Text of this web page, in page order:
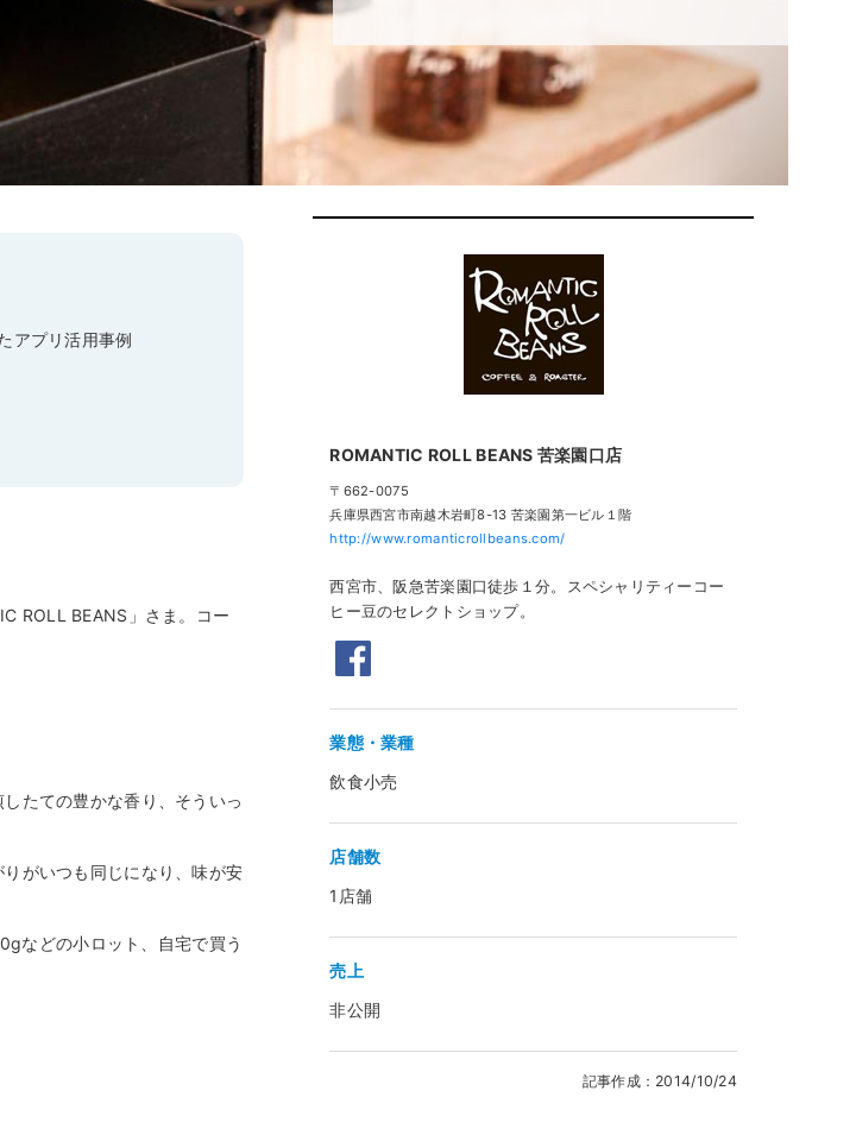
ベントカレンダー
管理
自動釣銭機
レジ一体型ドロア mPOP
アプリ活用事例
ROLL BEANS」さま。コー
たての豊かな香り、そういっ
がいつも同じになり、味が安
などの小ロット、自宅で買う
ROMANTIC ROLL BEANS 苦楽園口店
〒662-0075
兵庫県西宮市南越木岩町8-13 苦楽園第一ビル１階
http://www.romanticrollbeans.com/
西宮市、阪急苦楽園口徒歩１分。スペシャリティーコー
ヒー豆のセレクトショップ。
業態・業種
飲食小売
店舗数
1店舗
売上
非公開
記事作成：2014/10/24